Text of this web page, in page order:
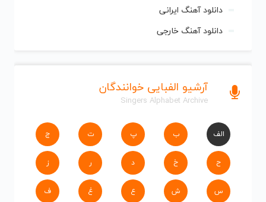
دانلود آهنگ ایرانی
دانلود آهنگ خارجی
آرشیو الفبایی خوانندگان
Singers Alphabet Archive
الف ب پ ت ج
ح خ د ر ز
س ش ع غ ف